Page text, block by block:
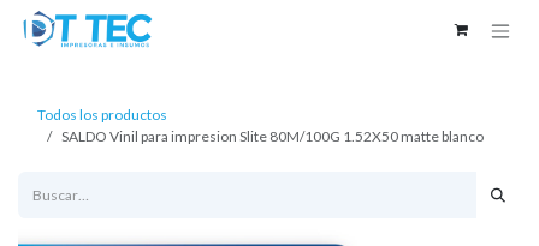
Ir al contenido
Todos los productos
SALDO Vinil para impresion Slite 80M/100G 1.52X50 matte blanco